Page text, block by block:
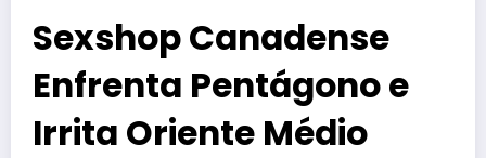
Sexshop Canadense
Enfrenta Pentágono e
Irrita Oriente Médio